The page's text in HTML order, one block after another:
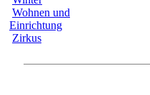
Wohnen und
Einrichtung
Zirkus